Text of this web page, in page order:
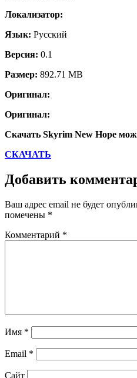
Локализатор:
Язык: Русский
Версия: 0.1
Размер: 892.71 MB
Оригинал:
Оригинал:
Скачать Skyrim New Hope
СКАЧАТЬ
Добавить
Ваш адрес email не будет
помечены *
Комментарий *
Имя *
Email *
Сайт